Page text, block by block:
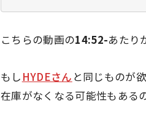
こちらの動画の14:52-あたり
もし HYDEさん と同じものが
在庫がなくなる可能性もある